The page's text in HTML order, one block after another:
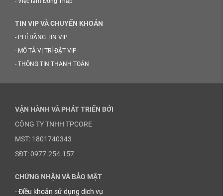
TIN VIP VÀ CHUYỂN KHOẢN
- PHÍ ĐĂNG TIN VIP
- MÔ TẢ VỊ TRÍ ĐẶT VIP
- THÔNG TIN THANH TOÁN
VẬN HÀNH VÀ PHÁT TRIỂN BỞI
CÔNG TY TNHH TPCORE
MST: 1801740343
SĐT: 0977.254.157
CHỨNG NHẬN VÀ BẢO MẬT
-Điều khoản sử dụng dịch vụ